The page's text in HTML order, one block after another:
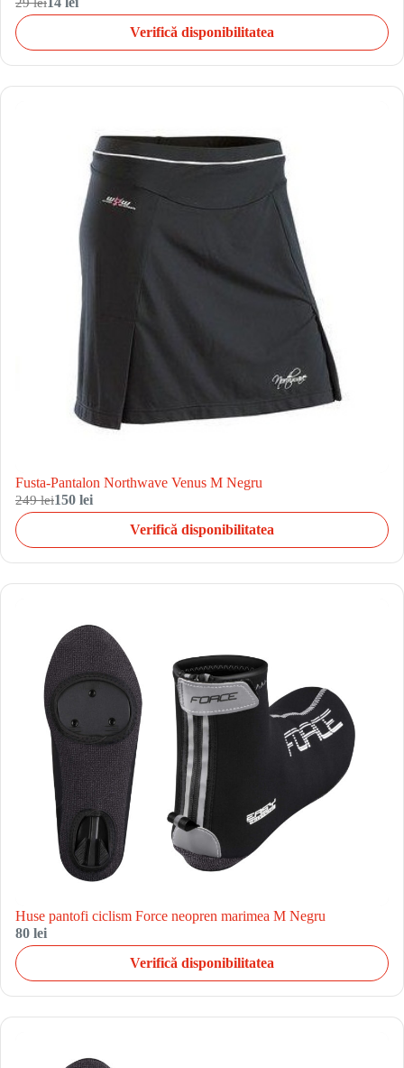
Verifică disponibilitatea
Fusta-Pantalon Northwave Venus M Negru
249 lei150 lei
Verifică disponibilitatea
Huse pantofi ciclism Force neopren marimea M Negru
80 lei
Verifică disponibilitatea